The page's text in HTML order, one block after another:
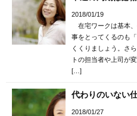
2018/01/19
在宅ワークは基本
事をとってくるのも
くくりましょう。さ
トの担当者や上司が
[…]
代わりのいない
2018/01/27